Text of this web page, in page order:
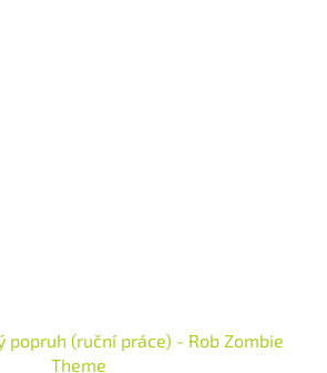
popruh (ruční práce) - Rob Zombie
Theme